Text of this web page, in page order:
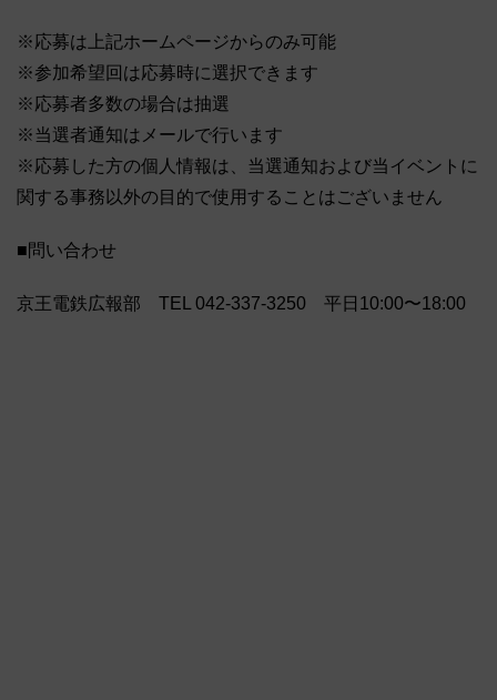
※応募は上記ホームページからのみ可能
※参加希望回は応募時に選択できます
※応募者多数の場合は抽選
※当選者通知はメールで行います
※応募した方の個人情報は、当選通知および当イベントに
関する事務以外の目的で使用することはございません
■問い合わせ
京王電鉄広報部 TEL 042-337-3250 平日10:00〜18:00